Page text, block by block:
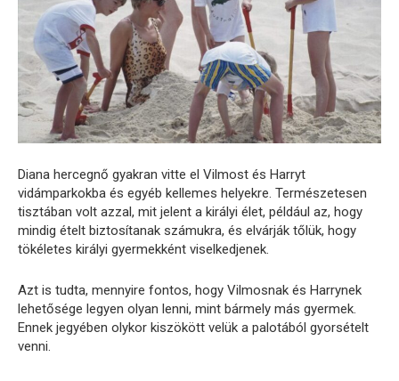
Diana hercegnő gyakran vitte el Vilmost és Harryt
vidámparkokba és egyéb kellemes helyekre. Természetesen
tisztában volt azzal, mit jelent a királyi élet, például az, hogy
mindig ételt biztosítanak számukra, és elvárják tőlük, hogy
tökéletes királyi gyermekként viselkedjenek.
Azt is tudta, mennyire fontos, hogy Vilmosnak és Harrynek
lehetősége legyen olyan lenni, mint bármely más gyermek.
Ennek jegyében olykor kiszökött velük a palotából gyorsételt
venni.